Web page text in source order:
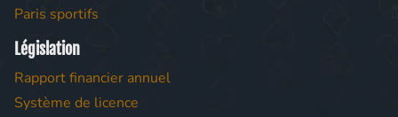
Paris sportifs
Législation
Rapport financier annuel
Système de licence